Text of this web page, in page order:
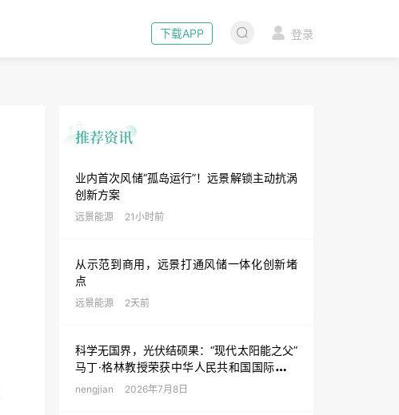
下载APP 登录
业内首次风储“孤岛运行”！远景解锁主动抗涡
创新方案
远景能源 21小时前
从示范到商用，远景打通风储一体化创新堵
点
远景能源 2天前
科学无国界，光伏结硕果：“现代太阳能之父”
马丁·格林教授荣获中华人民共和国国际科学
技术合作奖
nengjian 2026年7月8日